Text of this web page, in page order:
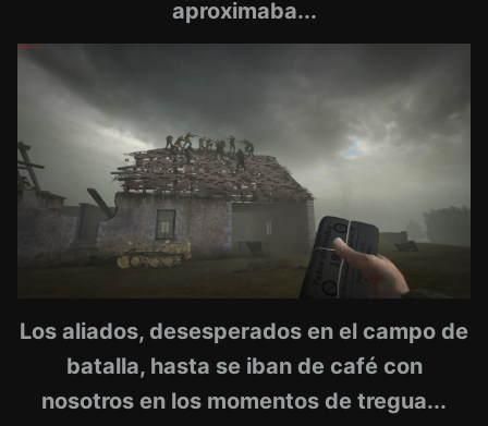
aproximaba...
Los aliados, desesperados en el campo de
batalla, hasta se iban de café con
nosotros en los momentos de tregua...